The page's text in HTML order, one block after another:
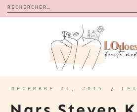
Rechercher :
CALENDRIERS DE L’AVENT
BON PLAN
À PROPOS
DÉCEMBRE 24, 2015 /